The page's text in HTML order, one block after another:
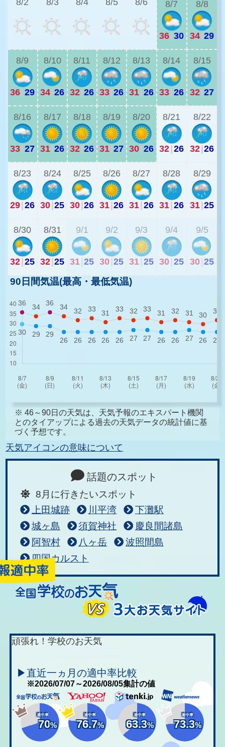
8/2 8/3 8/4 8/5 8/6 8/7
36|30
8/8
34|29
8/9
36|29
8/10
34|26
8/11
32|26
8/12
33|26
8/13
31|26
8/14
33|26
8/15
32|27
8/16
33|27
8/17
31|26
8/18
32|26
8/19
31|27
8/20
30|26
8/21
32|26
8/22
32|26
8/23
29|26
8/24
30|25
8/25
30|26
8/26
31|26
8/27
31|26
8/28
31|26
8/29
31|25
8/30
32|25
8/31
32|25
9/1
31 25
9/2
30 25
9/3
31 25
9/4
30 25
9/5
30 25
90日間気温(最高・最低気温)
※ 46～90日の天気は、天気予報のエキスパート機関
とのタイアップによる過去の天気データの統計値に基
づく予想です。
天気アイコンの意味について
話題のスポット
8月に行きたいスポット
上田城跡
川平湾
下灘駅
城ヶ島
須賀神社
慶良間諸島
阿智村
八ヶ岳
波照間島
四国カルスト
頑張れ！学校のお天気
▶直近一ヵ月の適中率比較
※2026/07/07～2026/08/05集計の値
適中率
70%
適中率
76.7%
適中率
63.3%
適中率
73.3%